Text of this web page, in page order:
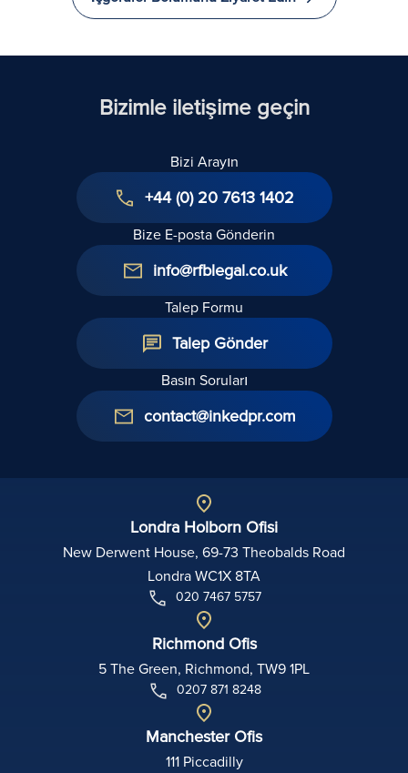
Bizimle iletişime geçin
Bizi Arayın
+44 (0) 20 7613 1402
Bize E-posta Gönderin
info@rfblegal.co.uk
Talep Formu
Talep Gönder
Basın Soruları
contact@inkedpr.com
Londra Holborn Ofisi
New Derwent House, 69-73 Theobalds Road
Londra WC1X 8TA
020 7467 5757
Richmond Ofis
5 The Green, Richmond, TW9 1PL
0207 871 8248
Manchester Ofis
111 Piccadilly